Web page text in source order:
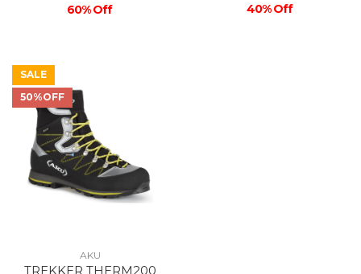
60% Off 40% Off
SALE
50%OFF
AKU
TREKKER THERM200